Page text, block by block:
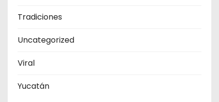
Tradiciones
Uncategorized
Viral
Yucatán